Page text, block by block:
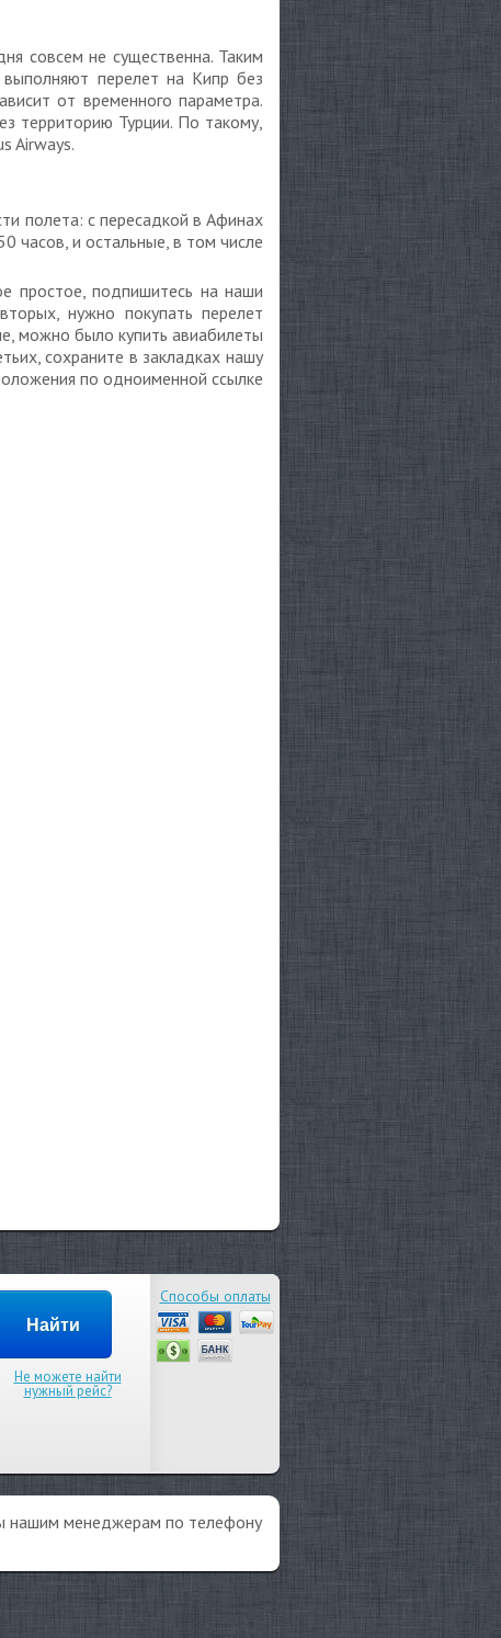
совсем не существенна. Таким
перелет на Кипр без
от временного параметра.
территорию Турции. По такому,
Airways.
полета: с пересадкой в Афинах
часов, и остальные, в том числе
простое, подпишитесь на наши
нужно покупать перелет
можно было купить авиабилеты
сохраните в закладках нашу
по одноименной ссылке
Не можете найти
нужный рейс?
Способы оплаты
нашим менеджерам по телефону